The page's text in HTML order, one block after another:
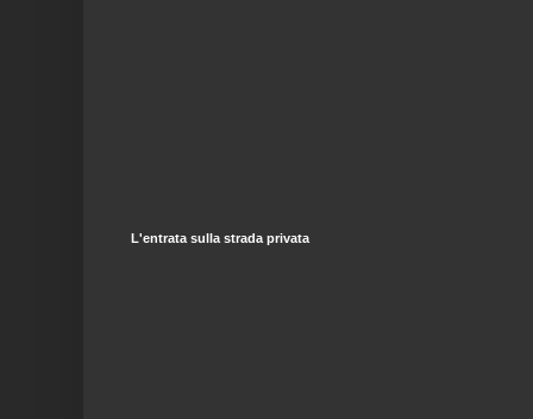
L'entrata sulla strada privata